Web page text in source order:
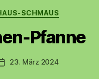
SCHMAUS
Pfanne
Beitragsdatum
23. März 2024